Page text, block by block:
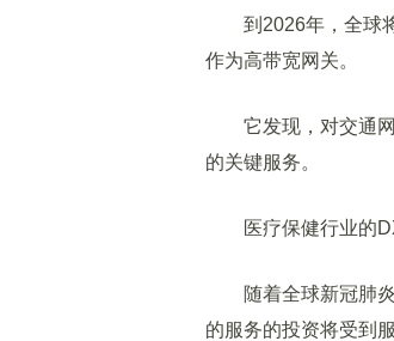
到2026年，全球将
作为高带宽网关。
它发现，对交通网
的关键服务。
医疗保健行业的
随着全球新冠肺炎
的服务的投资将受到